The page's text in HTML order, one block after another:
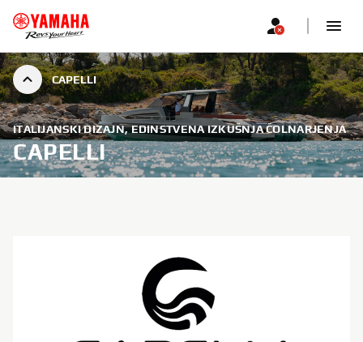
CAPELLI
ITALIJANSKI DIZAJN, EDINSTVENA IZKUŠNJA ČOLNARJENJA
CAPELLI